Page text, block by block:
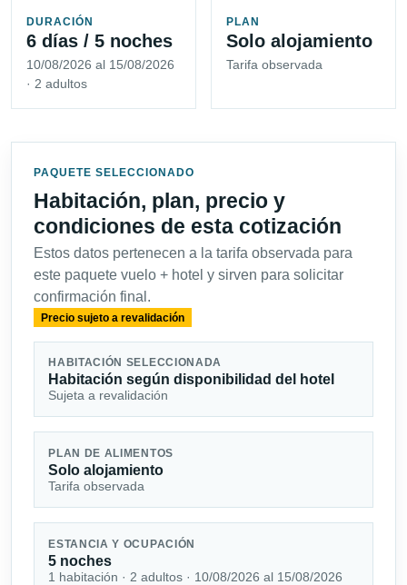
DURACIÓN
6 días / 5 noches
10/08/2026 al 15/08/2026
· 2 adultos
PLAN
Solo alojamiento
Tarifa observada
PAQUETE SELECCIONADO
Habitación, plan, precio y
condiciones de esta cotización
Estos datos pertenecen a la tarifa observada para
este paquete vuelo + hotel y sirven para solicitar
confirmación final.
Precio sujeto a revalidación
HABITACIÓN SELECCIONADA
Habitación según disponibilidad del hotel
Sujeta a revalidación
PLAN DE ALIMENTOS
Solo alojamiento
Tarifa observada
ESTANCIA Y OCUPACIÓN
5 noches
1 habitación · 2 adultos · 10/08/2026 al 15/08/2026